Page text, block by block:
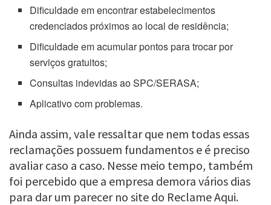
Dificuldade em encontrar estabelecimentos
credenciados próximos ao local de residência;
Dificuldade em acumular pontos para trocar por
serviços gratuitos;
Consultas indevidas ao SPC/SERASA;
Aplicativo com problemas.
Ainda assim, vale ressaltar que nem todas essas
reclamações possuem fundamentos e é preciso
avaliar caso a caso. Nesse meio tempo, também
foi percebido que a empresa demora vários dias
para dar um parecer no site do Reclame Aqui.